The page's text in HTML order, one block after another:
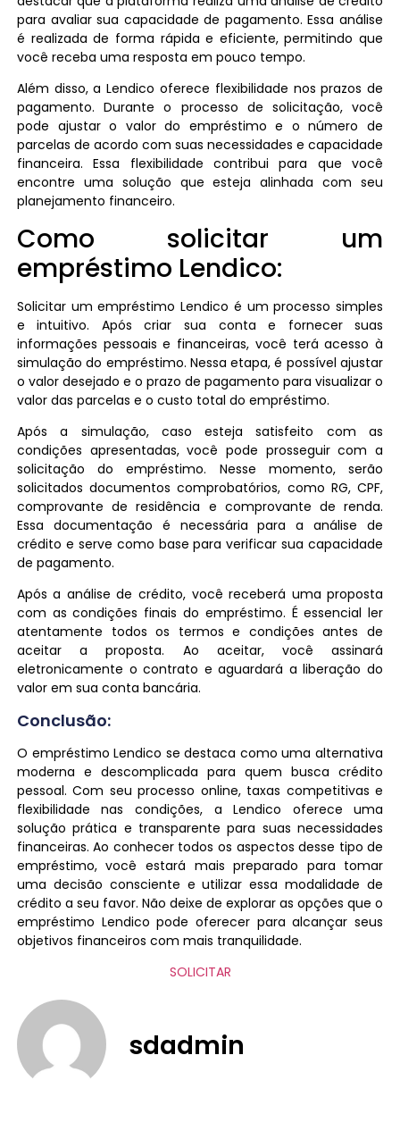
para avaliar sua capacidade de pagamento. Essa análise
é realizada de forma rápida e eficiente, permitindo que
você receba uma resposta em pouco tempo.
Além disso, a Lendico oferece flexibilidade nos prazos de
pagamento. Durante o processo de solicitação, você
pode ajustar o valor do empréstimo e o número de
parcelas de acordo com suas necessidades e capacidade
financeira. Essa flexibilidade contribui para que você
encontre uma solução que esteja alinhada com seu
planejamento financeiro.
Como solicitar um
empréstimo Lendico:
Solicitar um empréstimo Lendico é um processo simples
e intuitivo. Após criar sua conta e fornecer suas
informações pessoais e financeiras, você terá acesso à
simulação do empréstimo. Nessa etapa, é possível ajustar
o valor desejado e o prazo de pagamento para visualizar o
valor das parcelas e o custo total do empréstimo.
Após a simulação, caso esteja satisfeito com as
condições apresentadas, você pode prosseguir com a
solicitação do empréstimo. Nesse momento, serão
solicitados documentos comprobatórios, como RG, CPF,
comprovante de residência e comprovante de renda.
Essa documentação é necessária para a análise de
crédito e serve como base para verificar sua capacidade
de pagamento.
Após a análise de crédito, você receberá uma proposta
com as condições finais do empréstimo. É essencial ler
atentamente todos os termos e condições antes de
aceitar a proposta. Ao aceitar, você assinará
eletronicamente o contrato e aguardará a liberação do
valor em sua conta bancária.
Conclusão:
O empréstimo Lendico se destaca como uma alternativa
moderna e descomplicada para quem busca crédito
pessoal. Com seu processo online, taxas competitivas e
flexibilidade nas condições, a Lendico oferece uma
solução prática e transparente para suas necessidades
financeiras. Ao conhecer todos os aspectos desse tipo de
empréstimo, você estará mais preparado para tomar
uma decisão consciente e utilizar essa modalidade de
crédito a seu favor. Não deixe de explorar as opções que o
empréstimo Lendico pode oferecer para alcançar seus
objetivos financeiros com mais tranquilidade.
SOLICITAR
sdadmin